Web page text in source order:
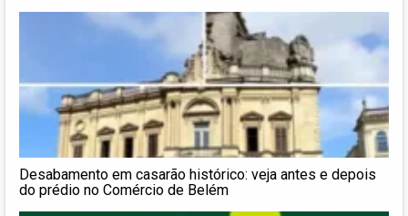
Desabamento em casarão histórico: veja antes e depois
do prédio no Comércio de Belém